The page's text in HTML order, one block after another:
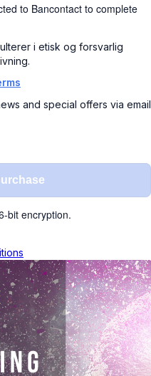
to Bancontact to complete
i etisk og forsvarlig
and special offers via email
bit encryption.